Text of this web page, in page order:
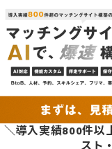
＼導入実績800件以